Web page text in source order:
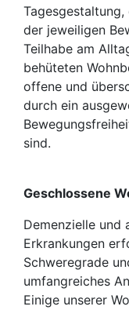
der jeweiligen
Teilhabe am
behüteten
offene und
durch ein
sind.
Geschlossene
Demenzielle und
Erkrankungen
Schweregrade
umfangreiches
Einige unserer